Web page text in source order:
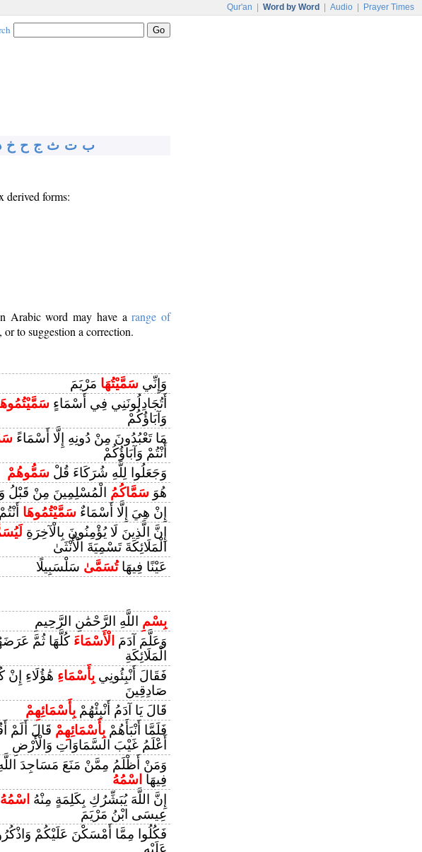
Qur'an Word by Word Audio Prayer Times
ب ت ث ج ح خ
derived forms:
Arabic word may have arange of
to suggestion a correction.
وَإِنِّي سَمَّيْتُهَا مَرْيَمَ
أَتُجَادِلُونَنِي فِي أَسْمَاءٍ
وَآبَاؤُكُمْ
مَا تَعْبُدُونَ مِنْ دُونِهِ إِلَّا أَسْمَاءً
أَنْتُمْ وَآبَاؤُكُمْ
وَجَعَلُوا لِلَّهِ شُرَكَاءَ قُلْ سَمُّوهُمْ
هُوَ سَمَّاكُمُ الْمُسْلِمِينَ مِنْ قَبْلُ
إِنْ هِيَ إِلَّا أَسْمَاءٌ سَمَّيْتُمُوهَا
إِنَّ الَّذِينَ لَا يُؤْمِنُونَ بِالْآخِرَةِ
الْمَلَائِكَةَ تَسْمِيَةَ الْأُنْثَىٰ
عَيْنًا فِيهَاتُسَمَّىٰ سَلْسَبِيلًا
بِسْمِ اللَّهِ الرَّحْمَٰنِ الرَّحِيمِ
وَعَلَّمَ آدَمَ الْأَسْمَاءَ كُلَّهَا ثُمَّ
الْمَلَائِكَةِ
فَقَالَ أَنْبِئُونِي بِأَسْمَاءِ هَٰؤُلَاءِ إِنْ
صَادِقِينَ
قَالَ يَا آدَمُ أَنْبِئْهُمْ بِأَسْمَائِهِمْ
فَلَمَّا أَنْبَأَهُمْ بِأَسْمَائِهِمْ قَالَ أَلَمْ
أَعْلَمُ غَيْبَ السَّمَاوَاتِ وَالْأَرْضِ
وَمَنْ أَظْلَمُ مِمَّنْ مَنَعَ مَسَاجِدَ
فِيهَا اسْمُهُ
إِنَّ اللَّهَ يُبَشِّرُكِ بِكَلِمَةٍ مِنْهُ اسْمُهُ
عِيسَى ابْنُ مَرْيَمَ
فَكُلُوا مِمَّا أَمْسَكْنَ عَلَيْكُمْ